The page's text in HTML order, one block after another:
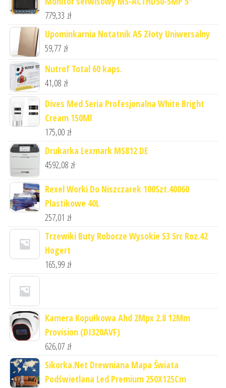
779,33 zł
Upominkarnia Notatnik A5 Złoty Uniwersalny
59,77 zł
Nutrof Total 60 kaps.
41,08 zł
Dives Med Seria Profesjonalna White Bright
Cream 150Ml
175,00 zł
Drukarka Lexmark MS812 DE
4592,08 zł
Rexel Worki Do Niszczarek 100Szt.40060
Plastikowe 40L
257,01 zł
Trzewiki Buty Robocze Wysokie S3 Src Roz.42
Hogert
165,99 zł
Kamera Kopułkowa Ahd 2Mpx 2.8 12Mm
Provision (DI320AVF)
626,07 zł
Sikorka.Net Drewniana Mapa Świata
Podświetlana Led Premium 250X125Cm